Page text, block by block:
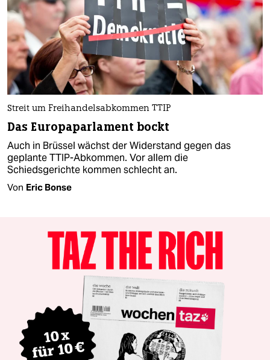
Streit um Freihandelsabkommen TTIP
Das Europaparlament bockt
Auch in Brüssel wächst der Widerstand gegen das
geplante TTIP-Abkommen. Vor allem die
Schiedsgerichte kommen schlecht an.
Von Eric Bonse